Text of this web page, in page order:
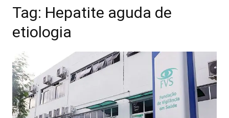
Tag: Hepatite aguda de
etiologia